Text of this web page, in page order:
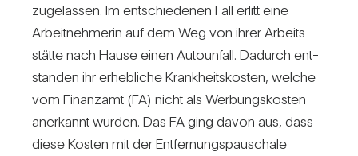
zuge­lassen. Im ent­schie­denen Fall erlitt eine
Arbeit­neh­merin auf dem Weg von ihrer Arbeits­
stätte nach Hause einen Auto­un­fall. Dadurch ent­
standen ihr erheb­liche Krank­heits­kosten, welche
vom Finanzamt (FA) nicht als Wer­bungs­kosten
aner­kannt wurden. Das FA ging davon aus, dass
diese Kosten mit der Ent­fer­nungs­pau­schale